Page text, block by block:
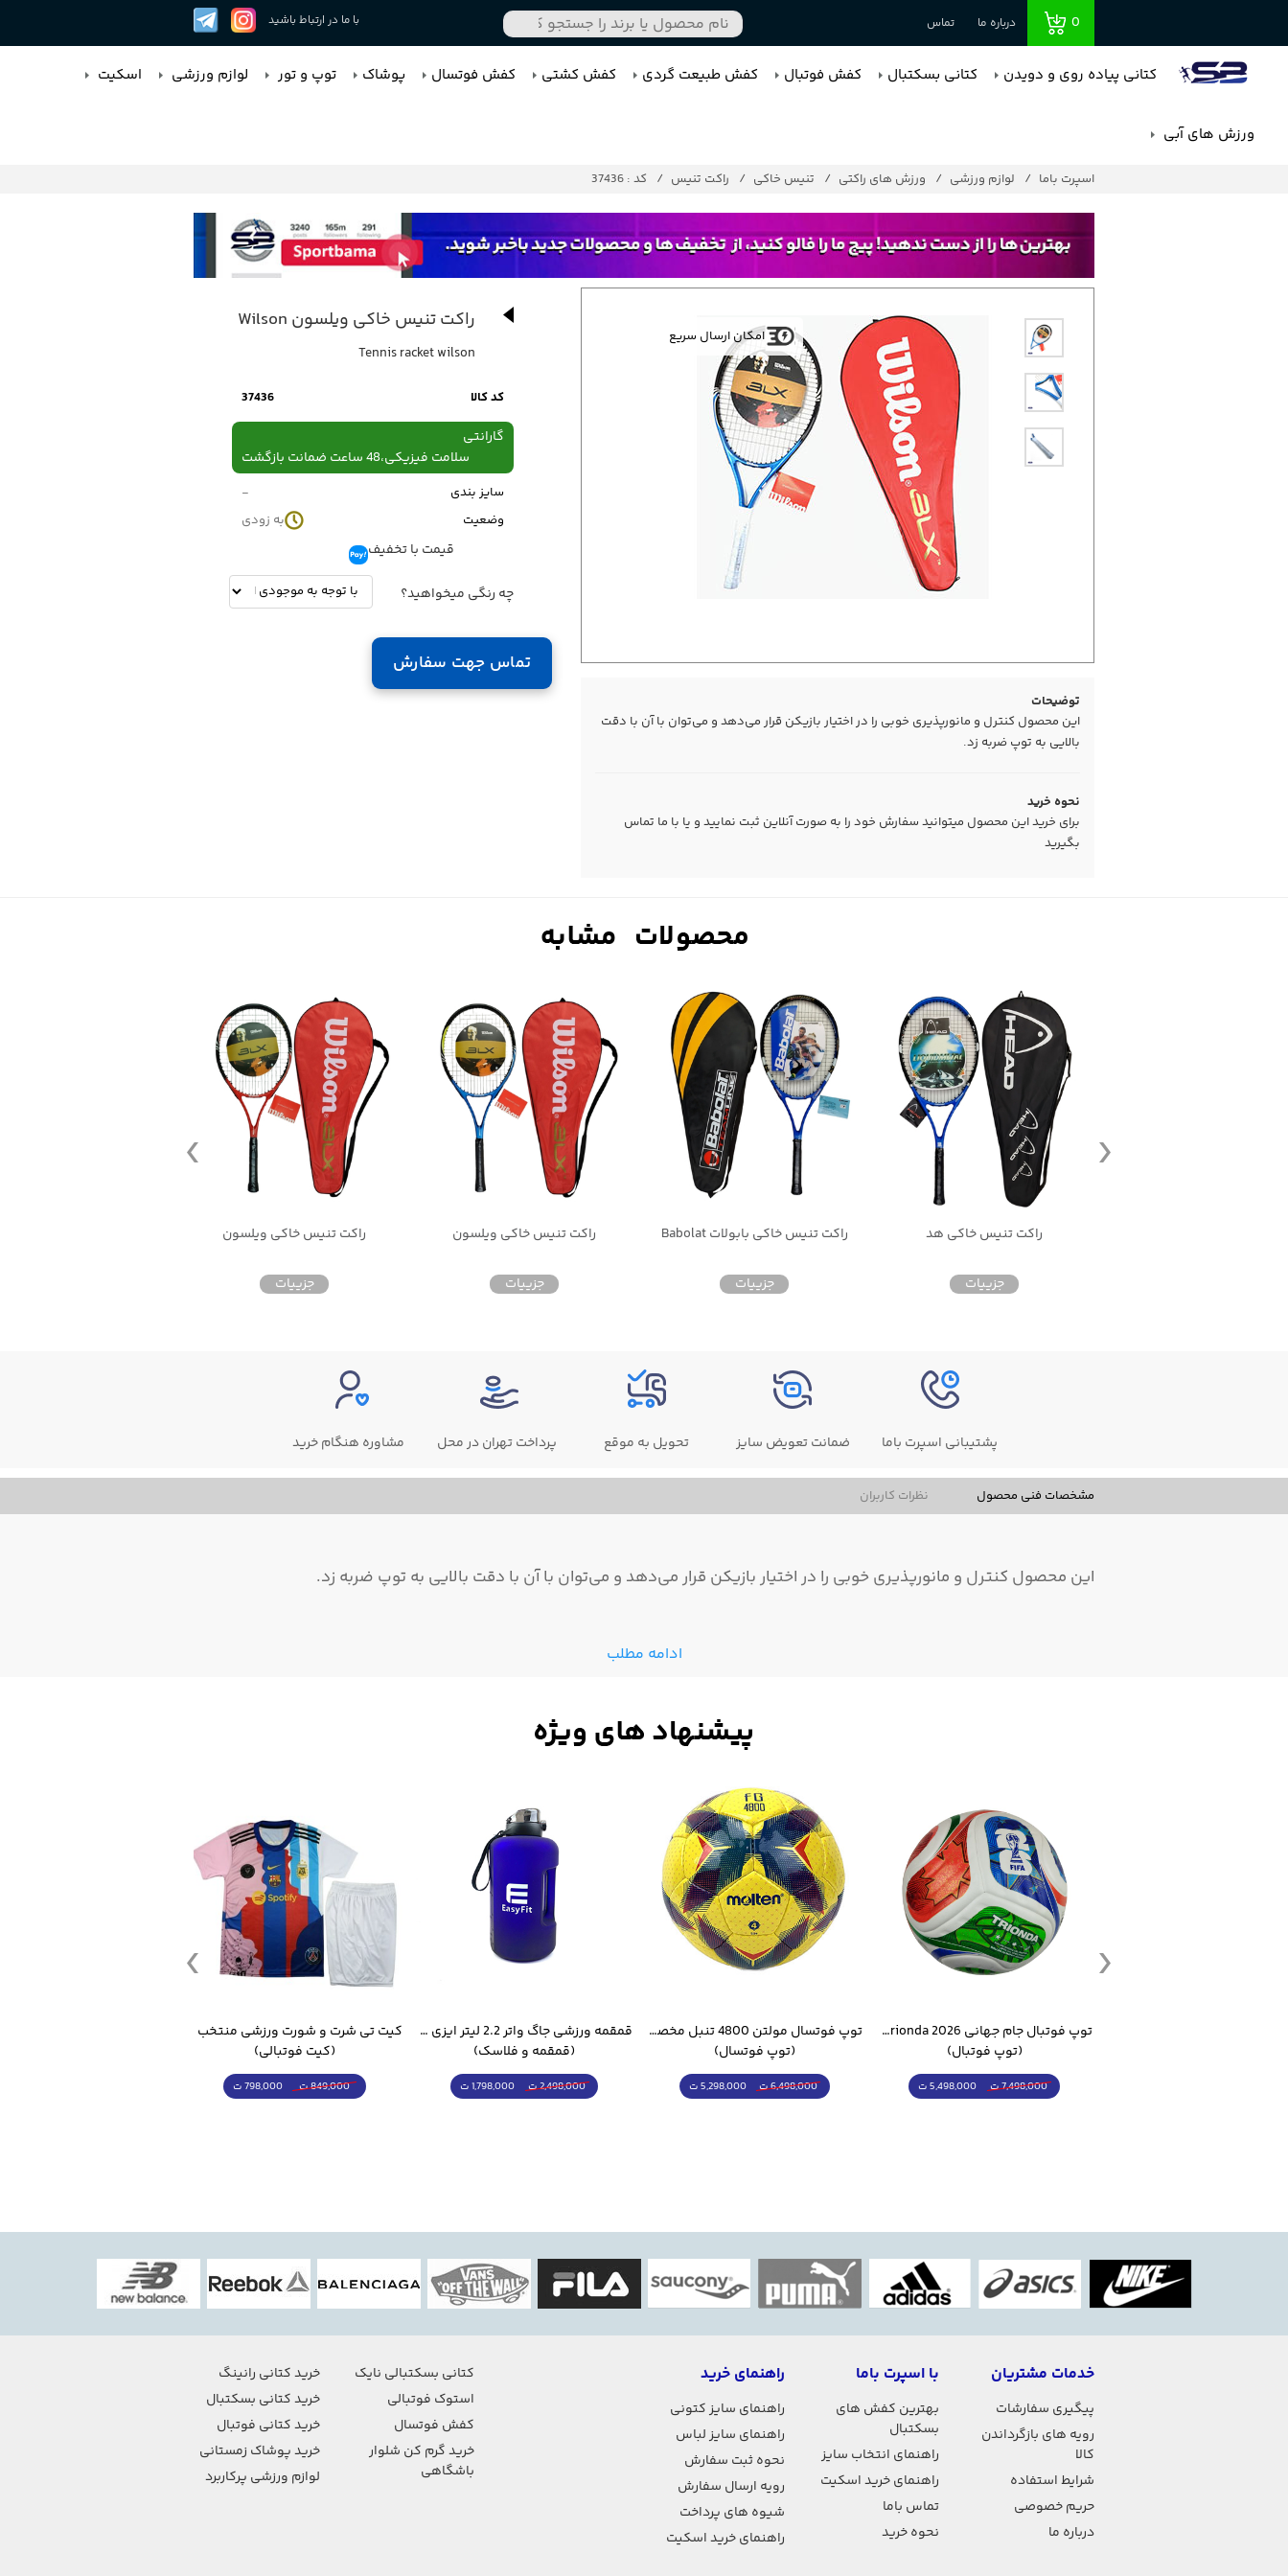
0 درباره ما تماس با ما در ارتباط باشید
کتانی پیاده روی و دویدن کتانی بسکتبال کفش فوتبال کفش طبیعت گردی کفش کشتی کفش فوتسال پوشاک توپ و تور لوازم ورزشی اسکیت
ورزش های آبی
اسپرت باما لوازم ورزشی ورزش های راکتی تنیس خاکی راکت تنیس کد : 37436
امکان ارسال سریع
توضیحات
این محصول کنترل و مانورپذیری خوبی را در اختیار بازیکن قرار می‌دهد و می‌توان با آن با دقت
بالایی به توپ ضربه زد.
نحوه خرید
برای خرید این محصول میتوانید سفارش خود را به صورت آنلاین ثبت نمایید و یا با ما تماس
بگیرید
راکت تنیس خاکی ویلسون Wilson
Tennis racket wilson
کد کالا 37436
گارانتی
سلامت فیزیکی،48 ساعت ضمانت بازگشت
سایز بندی
-
وضعیت
به زودی
قیمت با تخفیف
چه رنگی میخواهید؟
تماس جهت سفارش
راکت تنیس خاکی هد
جزییات
راکت تنیس خاکی بابولات Babolat
جزییات
راکت تنیس خاکی ویلسون
جزییات
راکت تنیس خاکی ویلسون
جزییات
پشتیبانی اسپرت باما ضمانت تعویض سایز تحویل به موقع پرداخت تهران در محل مشاوره هنگام خرید
مشخصات فنی محصول نظرات کاربران
این محصول کنترل و مانورپذیری خوبی را در اختیار بازیکن قرار می‌دهد و می‌توان با آن با دقت بالایی به توپ ضربه زد.
ادامه مطلب
توپ فوتبال جام جهانی 2026 Trionda مشابه اورجینال
(توپ فوتبال)
7,498,000 ت 5,498,000 ت
توپ فوتسال مولتن 4800 تنبل مخصوص سالن
(توپ فوتسال)
6,498,000 ت 5,298,000 ت
قمقمه ورزشی جاگ واتر 2.2 لیتر ایزی فیت
(قمقمه و فلاسک)
2,498,000 ت 1,798,000 ت
(کیت فوتبالی)
849,000 ت 798,000 ت
خدمات مشتریان
پیگیری سفارشات
رویه های بازگرداندن
کالا
شرایط استفاده
حریم خصوصی
درباره ما
با اسپرت باما
بهترین کفش های
بسکتبال
راهنمای انتخاب سایز
راهنمای خرید اسکیت
تماس باما
نحوه خرید
راهنمای خرید
راهنمای سایز کتونی
راهنمای سایز لباس
نحوه ثبت سفارش
رویه ارسال سفارش
شیوه های پرداخت
راهنمای خرید اسکیت
کتانی بسکتبالی نایک
استوک فوتبالی
کفش فوتسال
خرید گرم کن شلوار
باشگاهی
خرید کتانی رانینگ
خرید کتانی بسکتبال
خرید کتانی فوتبال
خرید پوشاک زمستانی
لوازم ورزشی پرکاربرد